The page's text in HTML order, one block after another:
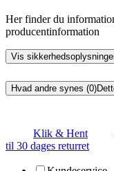
Her finder du
producentinformation
Vis
Hvad andre synes (0)
Klik & Hent
til 30 dages returret